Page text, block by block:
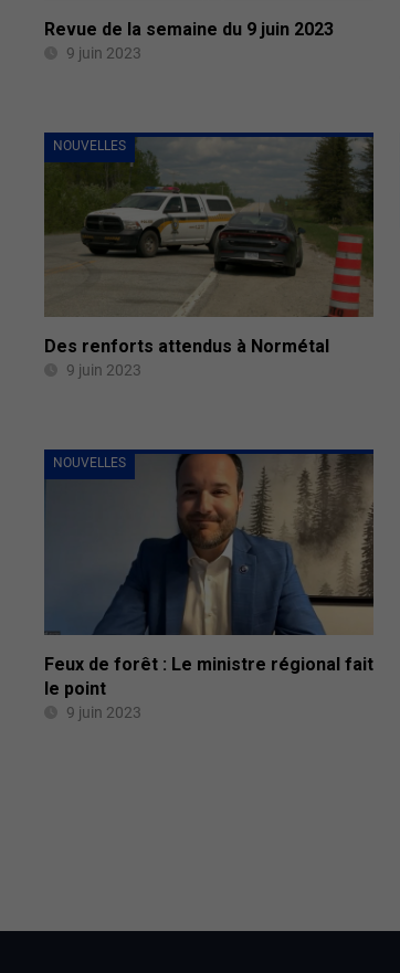
Revue de la semaine du 9 juin 2023
9 juin 2023
NOUVELLES
Des renforts attendus à Normétal
9 juin 2023
NOUVELLES
Feux de forêt : Le ministre régional fait
le point
9 juin 2023